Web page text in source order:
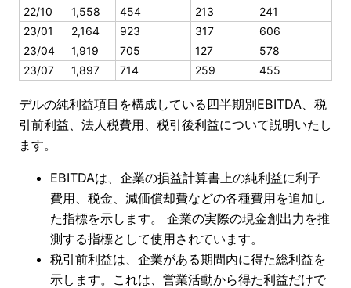
22/10
1,558 454 213
241
23/01
2,164 923 317
606
23/04
1,919 705 127
578
23/07
1,897 714 259 455
デルの純利益項目を構成している四半期別EBITDA、税
引前利益、法人税費用、税引後利益について説明いたし
ます。
EBITDAは、企業の損益計算書上の純利益に利子
費用、税金、減価償却費などの各種費用を追加し
た指標を示します。 企業の実際の現金創出力を推
測する指標として使用されています。
税引前利益は、企業がある期間内に得た総利益を
示します。これは、営業活動から得た利益だけで